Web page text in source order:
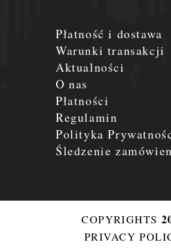
Płatność i dostawa
Warunki transakcji
Aktualności
O nas
Płatności
Regulamin
Polityka
Śledzenie
COPYRIGHTS
PRIVACY